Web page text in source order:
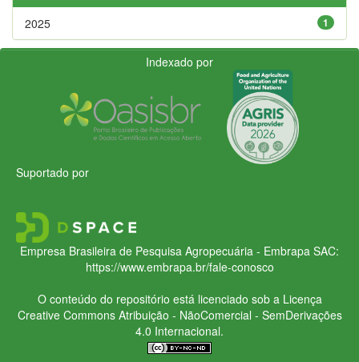
1
2025
Indexado por
Suportado por
Empresa Brasileira de Pesquisa Agropecuária - Embrapa SAC:
https://www.embrapa.br/fale-conosco
O conteúdo do repositório está licenciado sob a Licença
Creative CommonsAtribuição - NãoComercial - SemDerivações
4.0 Internacional.